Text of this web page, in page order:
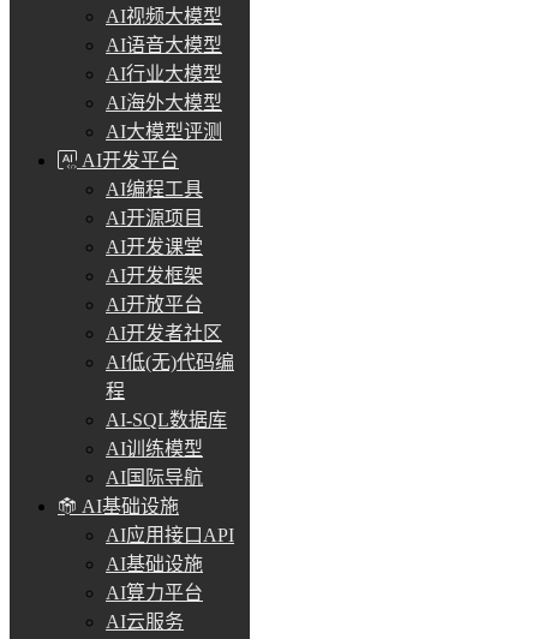
AI视频大模型
AI语音大模型
AI行业大模型
AI海外大模型
AI大模型评测
AI开发平台
AI编程工具
AI开源项目
AI开发课堂
AI开发框架
AI开放平台
AI开发者社区
AI低(无)代码编
程
AI-SQL数据库
AI训练模型
AI国际导航
AI基础设施
AI应用接口API
AI基础设施
AI算力平台
AI云服务